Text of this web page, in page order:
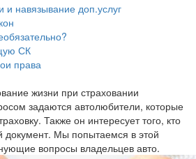
навязывание доп.услуг
СК
права
жизни при страховании
задаются автолюбители, которые
Также он интересует того, кто
документ. Мы попытаемся в этой
вопросы владельцев авто.